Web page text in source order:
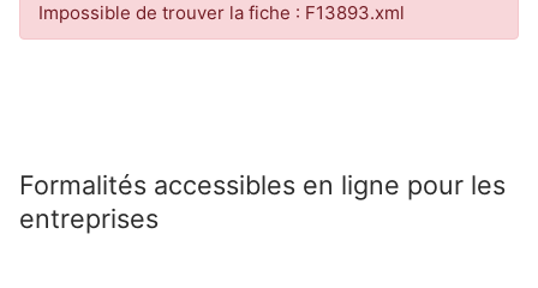
Impossible de trouver la fiche : F13893.xml
Formalités accessibles en ligne pour les
entreprises